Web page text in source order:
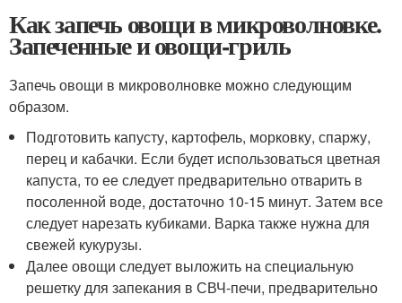
Как запечь овощи в микроволновке.
Запеченные и овощи-гриль
Запечь овощи в микроволновке можно следующим
образом.
Подготовить капусту, картофель, морковку, спаржу,
перец и кабачки. Если будет использоваться цветная
капуста, то ее следует предварительно отварить в
посоленной воде, достаточно 10-15 минут. Затем все
следует нарезать кубиками. Варка также нужна для
свежей кукурузы.
Далее овощи следует выложить на специальную
решетку для запекания в СВЧ-печи, предварительно